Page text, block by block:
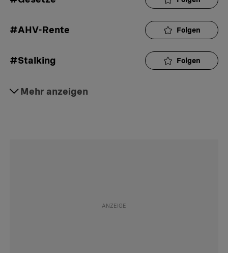
#AHV-Rente Folgen
#Stalking Folgen
Mehr anzeigen
#Hauskauf